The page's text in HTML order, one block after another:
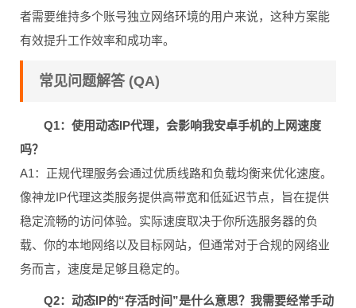
者需要维持多个账号独立网络环境的用户来说，这种方案能
有效提升工作效率和成功率。
常见问题解答 (QA)
Q1：使用动态IP代理，会影响我安卓手机的上网速度
吗？
A1：正规代理服务会通过优质线路和负载均衡来优化速度。
像神龙IP代理这类服务提供高带宽和低延迟节点，旨在提供
稳定流畅的访问体验。实际速度取决于你所选服务器的负
载、你的本地网络以及目标网站，但通常对于合规的网络业
务而言，速度是足够且稳定的。
Q2：动态IP的“存活时间”是什么意思？我需要经常手动